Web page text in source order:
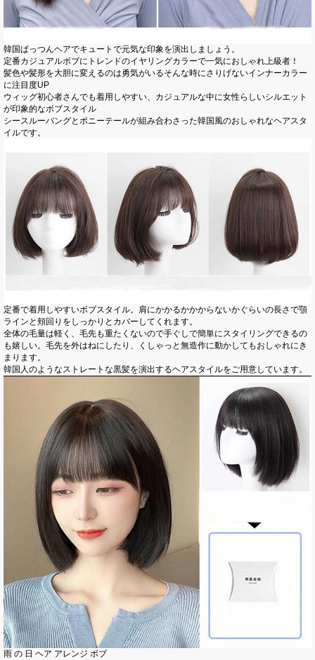
韓国ぱっつんヘアでキュートで元気な印象を演出しましょう。
定番カジュアルボブにトレンドのイヤリングカラーで一気におしゃれ上級者！
髪色や髪形を大胆に変えるのは勇気がいるそんな時にさりげないインナーカラー
に注目度UP
ウィッグ初心者さんでも着用しやすい、カジュアルな中に女性らしいシルエット
が印象的なボブスタイル
シースルーバングとポニーテールが組み合わさった韓国風のおしゃれなヘアスタ
イルです。
定番で着用しやすいボブスタイル。肩にかかるかかからないかぐらいの長さで顎
ラインと頬回りをしっかりとカバーしてくれます。
全体の毛量は軽く、毛先も重たくないので手ぐしで簡単にスタイリングできるの
も嬉しい。毛先を外はねにしたり、くしゃっと無造作に動かしてもおしゃれにき
まります。
韓国人のようなストレートな黒髪を演出するヘアスタイルをご用意しています。
雨 の 日 ヘア アレンジ ボブ